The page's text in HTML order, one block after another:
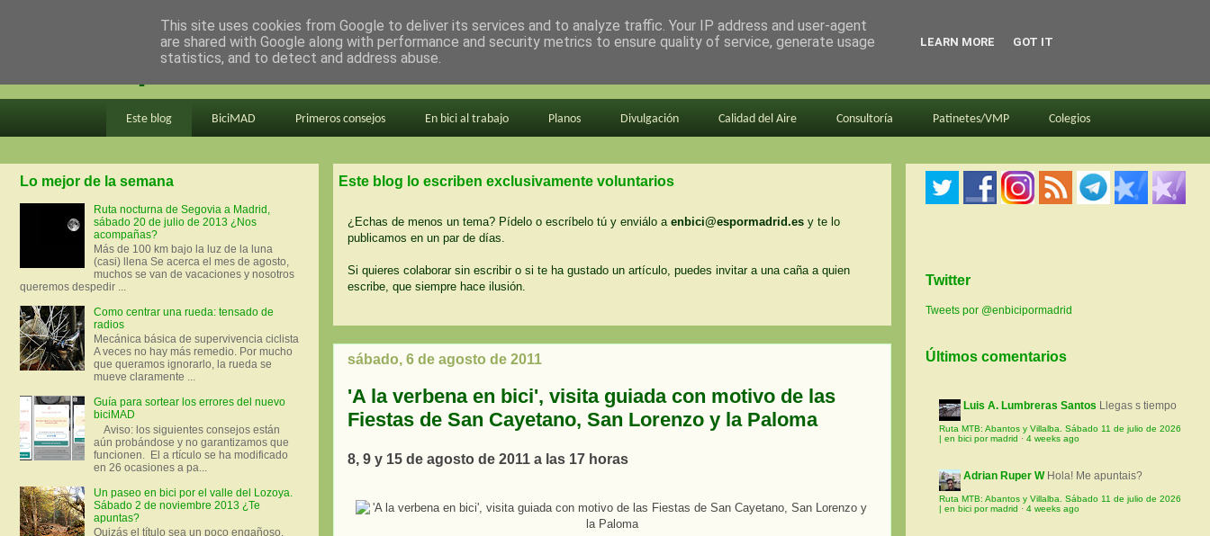
en bici por madrid
Este blog BiciMAD Primeros consejos En bici al trabajo Planos Divulgación Calidad del Aire Consultoría Patinetes/VMP Colegios
Este blog lo escriben exclusivamente voluntarios
¿Echas de menos un tema? Pídelo o escríbelo tú y enviálo a enbici@espormadrid.es y te lo
publicamos en un par de días.
Si quieres colaborar sin escribir o si te ha gustado un artículo, puedes invitar a una caña a quien
escribe, que siempre hace ilusión.
sábado, 6 de agosto de 2011
'A la verbena en bici', visita guiada con motivo de las
Fiestas de San Cayetano, San Lorenzo y la Paloma
8, 9 y 15 de agosto de 2011 a las 17 horas
Lo mejor de la semana
Ruta nocturna de Segovia a Madrid,
sábado 20 de julio de 2013 ¿Nos
acompañas?
Más de 100 km bajo la luz de la luna
(casi) llena Se acerca el mes de agosto,
muchos se van de vacaciones y nosotros
queremos despedir ...
Como centrar una rueda: tensado de
radios
Mecánica básica de supervivencia ciclista
A veces no hay más remedio. Por mucho
que queramos ignorarlo, la rueda se
mueve claramente ...
Guía para sortear los errores del nuevo
biciMAD
Aviso: los siguientes consejos están
aún probándose y no garantizamos que
funcionen. El a rtículo se ha modificado
en 26 ocasiones a pa...
Un paseo en bici por el valle del Lozoya.
Sábado 2 de noviembre 2013 ¿Te
apuntas?
Quizás el título sea un poco engañoso,
Twitter
Tweets por @enbicipormadrid
Últimos comentarios
Luis A. Lumbreras Santos Llegas s tiempo
Ruta MTB: Abantos y Villalba. Sábado 11 de julio de 2026
| en bici por madrid · 4 weeks ago
Adrian Ruper W Hola! Me apuntais?
Ruta MTB: Abantos y Villalba. Sábado 11 de julio de 2026
| en bici por madrid · 4 weeks ago
This site uses cookies from Google to deliver its services and to analyze traffic. Your IP address and user-agent
are shared with Google along with performance and security metrics to ensure quality of service, generate usage
statistics, and to detect and address abuse.
LEARN MORE GOT IT